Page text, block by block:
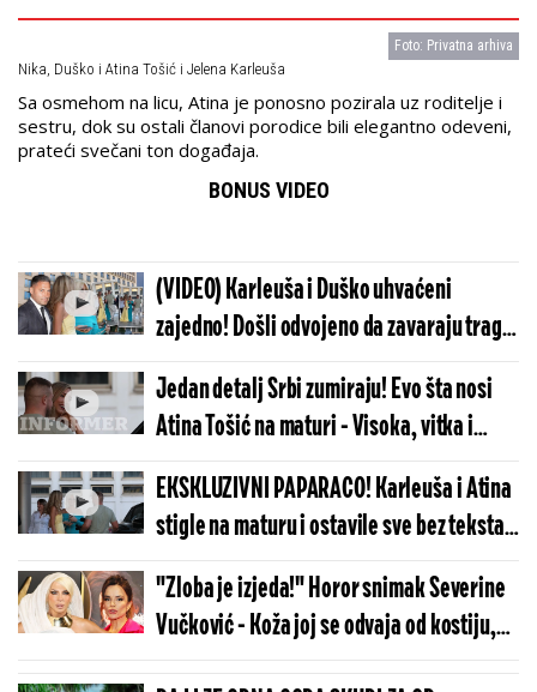
Foto: Privatna arhiva
Nika, Duško i Atina Tošić i Jelena Karleuša
Sa osmehom na licu, Atina je ponosno pozirala uz roditelje i
sestru, dok su ostali članovi porodice bili elegantno odeveni,
prateći svečani ton događaja.
BONUS VIDEO
(VIDEO) Karleuša i Duško uhvaćeni
zajedno! Došli odvojeno da zavaraju trag,
evo kako je prošao susret
Jedan detalj Srbi zumiraju! Evo šta nosi
Atina Tošić na maturi - Visoka, vitka i
obučena po poslednjoj modi
EKSKLUZIVNI PAPARACO! Karleuša i Atina
stigle na maturu i ostavile sve bez teksta -
Bogata naslednica ista majka
"Zloba je izjeda!" Horor snimak Severine
Vučković - Koža joj se odvaja od kostiju,
izgleda kao živi leš